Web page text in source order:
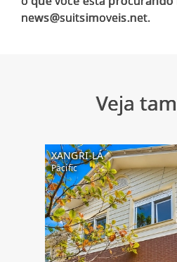
Veja
XANGRI-LÁ
Pacific